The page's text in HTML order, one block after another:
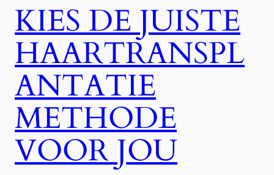
KIES DE JUISTE
HAARTRANSPL
ANTATIE
METHODE
VOOR JOU